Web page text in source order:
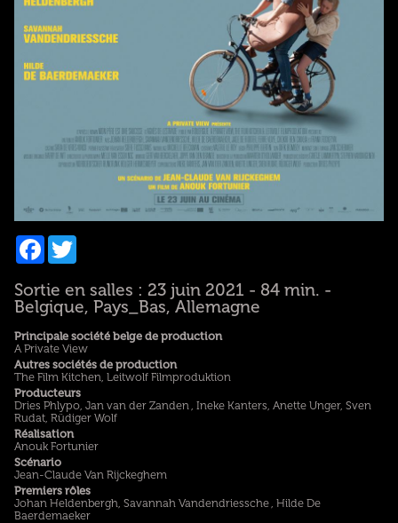
Facebook
Twitter
Sortie en salles : 23 juin 2021 - 84 min. -
Belgique, Pays_Bas, Allemagne
Principale société belge de production
A Private View
Autres sociétés de production
The Film Kitchen, Leitwolf Filmproduktion
Producteurs
Dries Phlypo, Jan van der Zanden , Ineke Kanters, Anette Unger, Sven
Rudat, Rüdiger Wolf
Réalisation
Anouk Fortunier
Scénario
Jean-Claude Van Rijckeghem
Premiers rôles
Johan Heldenbergh, Savannah Vandendriessche , Hilde De
Baerdemaeker